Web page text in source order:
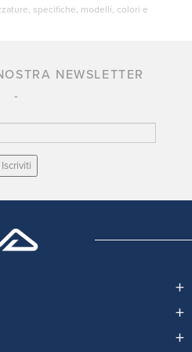
specifiche, modelli, colori e
NEWSLETTER
Iscriviti